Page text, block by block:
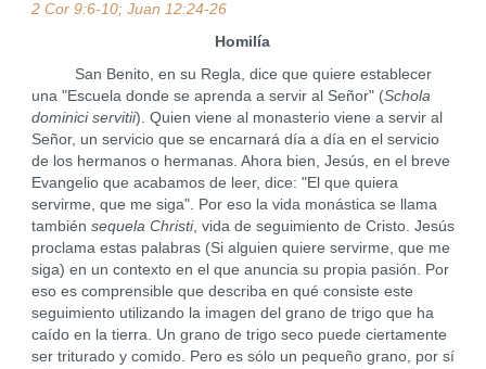
2 Cor 9:6-10; Juan 12:24-26
Homilía
San Benito, en su Regla, dice que quiere establecer
una "Escuela donde se aprenda a servir al Señor" (Schola
dominici servitii). Quien viene al monasterio viene a servir al
Señor, un servicio que se encarnará día a día en el servicio
de los hermanos o hermanas. Ahora bien, Jesús, en el breve
Evangelio que acabamos de leer, dice: "El que quiera
servirme, que me siga". Por eso la vida monástica se llama
también sequela Christi, vida de seguimiento de Cristo. Jesús
proclama estas palabras (Si alguien quiere servirme, que me
siga) en un contexto en el que anuncia su propia pasión. Por
eso es comprensible que describa en qué consiste este
seguimiento utilizando la imagen del grano de trigo que ha
caído en la tierra. Un grano de trigo seco puede ciertamente
ser triturado y comido. Pero es sólo un pequeño grano, por sí